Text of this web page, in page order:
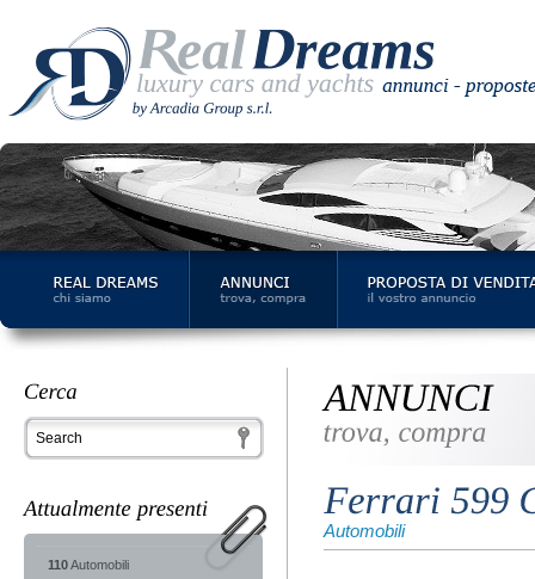
110Automobili
Automobili